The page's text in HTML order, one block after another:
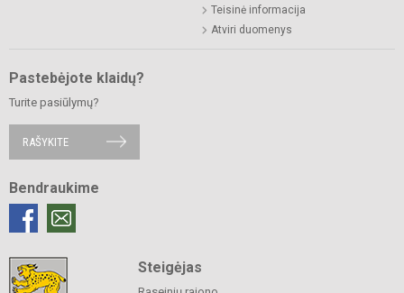
Teisinė informacija
Atviri duomenys
Pastebėjote klaidų?
Turite pasiūlymų?
RAŠYKITE
Bendraukime
Steigėjas